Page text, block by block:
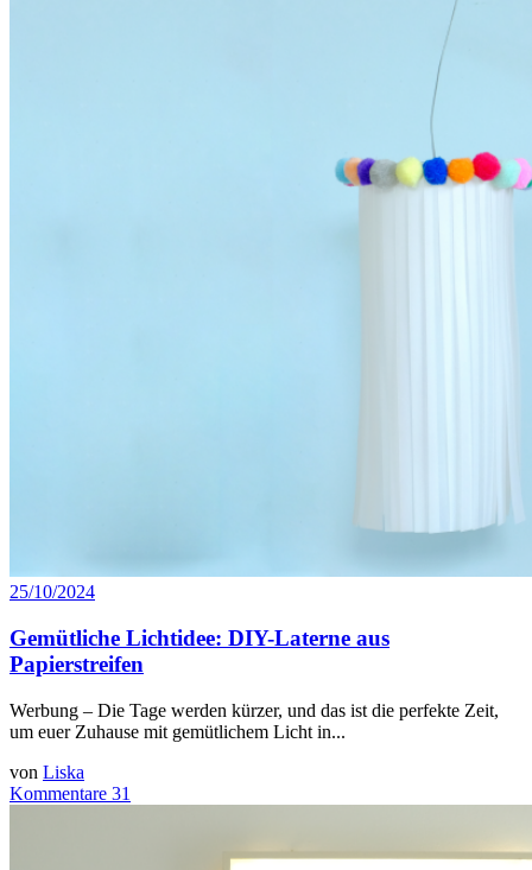
25/10/2024
Gemütliche Lichtidee: DIY-Laterne aus
Papierstreifen
Werbung – Die Tage werden kürzer, und das ist die perfekte Zeit,
um euer Zuhause mit gemütlichem Licht in...
von Liska
Kommentare 31